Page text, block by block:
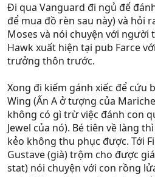
Đi qua Vanguard đi ngủ để
để mua đồ rèn sau này) và hỏi
Moses và nói chuyện với người
Hawk xuất hiện tại pub Farce
trưởng thôn trước.
Xong đi kiếm gánh xiếc để cứu
Wing (Ấn A ở tượng của
không có gì trừ việc đánh con
Jewel của nó). Bé tiên về làng
kẻo không thu phục được. Tới
Gustave (già) trộm cho được
stat) nói chuyện với con rồng